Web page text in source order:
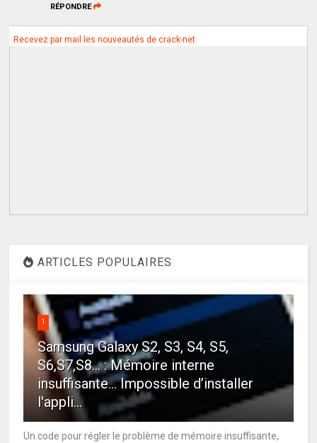
RÉPONDRE
Recevez par mail les nouveautés de crack-net
ARTICLES POPULAIRES
1
Samsung Galaxy S2, S3, S4, S5,
S6,S7,S8... : Mémoire interne
insuffisante… Impossible d’installer
l'appli...
Un code pour régler le problème de mémoire insuffisante,